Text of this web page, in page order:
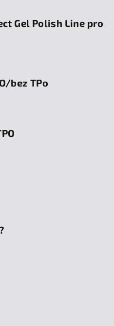
Gel Polish Line pro
bez TPo